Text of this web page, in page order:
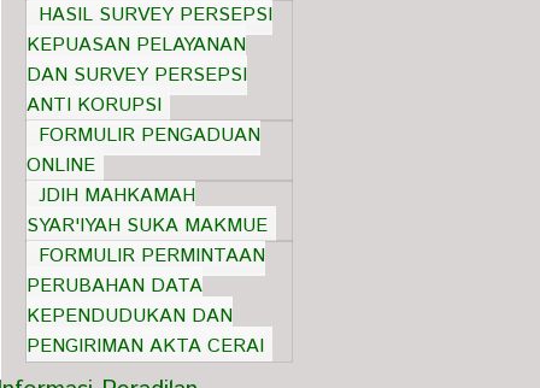
HASIL SURVEY PERSEPSI
KEPUASAN PELAYANAN
DAN SURVEY PERSEPSI
ANTI KORUPSI
FORMULIR PENGADUAN
ONLINE
JDIH MAHKAMAH
SYAR'IYAH SUKA MAKMUE
FORMULIR PERMINTAAN
PERUBAHAN DATA
KEPENDUDUKAN DAN
PENGIRIMAN AKTA CERAI